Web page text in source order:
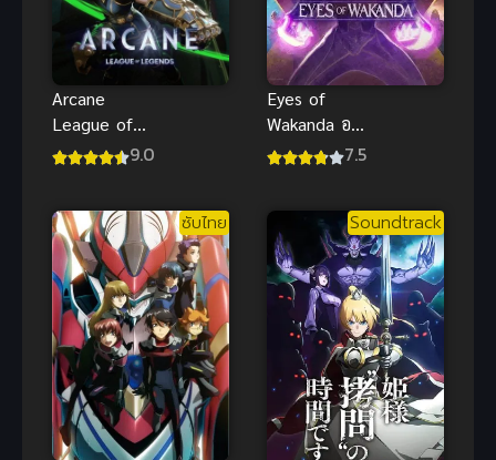
Arcane
League of
Legends อาร์
เจ็นดส์
9.0
Eyes of
Wakanda อาย
ส์ออฟวาคาน7.5
ซับไทย Soundtrack